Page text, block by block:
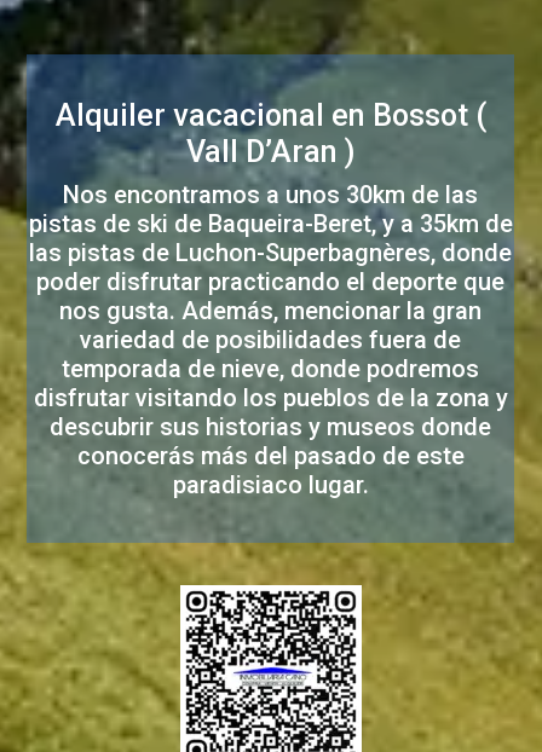
Alquiler vacacional en Bossot (
Vall D’Aran )
Nos encontramos a unos 30km de las
pistas de ski de Baqueira-Beret, y a 35km de
las pistas de Luchon-Superbagnères, donde
poder disfrutar practicando el deporte que
nos gusta. Además, mencionar la gran
variedad de posibilidades fuera de
temporada de nieve, donde podremos
disfrutar visitando los pueblos de la zona y
descubrir sus historias y museos donde
conocerás más del pasado de este
paradisiaco lugar.